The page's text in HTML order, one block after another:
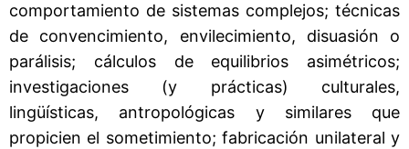
comportamiento de sistemas complejos; técnicas
de convencimiento, envilecimiento, disuasión o
parálisis; cálculos de equilibrios asimétricos;
investigaciones (y prácticas) culturales,
lingüísticas, antropológicas y similares que
propicien el sometimiento; fabricación unilateral y